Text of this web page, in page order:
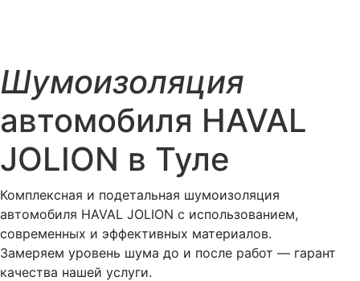
Шумоизоляция
автомобиля HAVAL
JOLION в Туле
Комплексная и подетальная шумоизоляция
автомобиля HAVAL JOLION с использованием,
современных и эффективных материалов.
Замеряем уровень шума до и после работ — гарант
качества нашей услуги.